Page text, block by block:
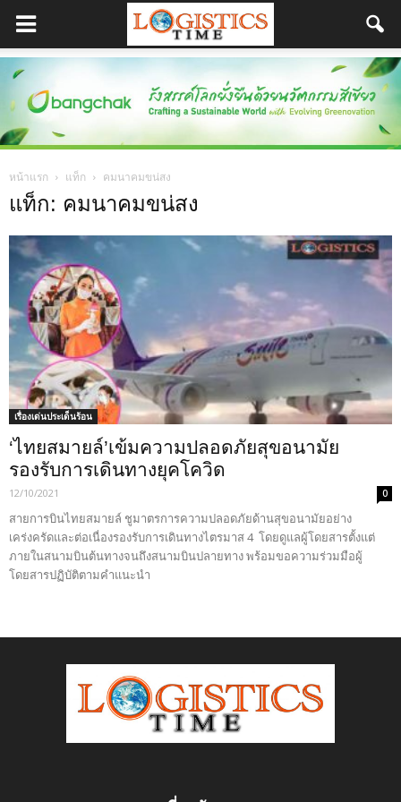
หน้าแรก แท็ก คมนาคมขน่สง
แท็ก: คมนาคมขน่สง
เรื่องเด่นประเด็นร้อน
‘ไทยสมายล์’เข้มความปลอดภัยสุขอนามัย
รองรับการเดินทางยุคโควิด
12/10/2021 0
สายการบินไทยสมายล์ ชูมาตรการความปลอดภัยด้านสุขอนามัยอย่าง
เคร่งครัดและต่อเนื่องรองรับการเดินทางไตรมาส 4 โดยดูแลผู้โดยสารตั้งแต่
ภายในสนามบินต้นทางจนถึงสนามบินปลายทาง พร้อมขอความร่วมมือผู้
โดยสารปฏิบัติตามคำแนะนำ